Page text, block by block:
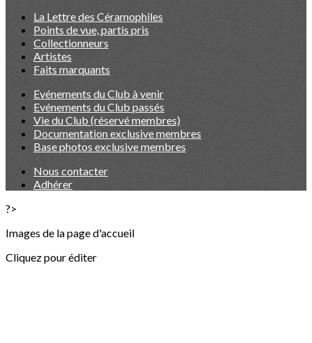
La Lettre des Céramophiles
Points de vue, partis pris
Collectionneurs
Artistes
Faits marquants
Evénements du Club à venir
Evénements du Club passés
Vie du Club (réservé membres)
Documentation exclusive membres
Base photos exclusive membres
Nous contacter
Adhérer
?>
Images de la page d'accueil
Cliquez pour éditer